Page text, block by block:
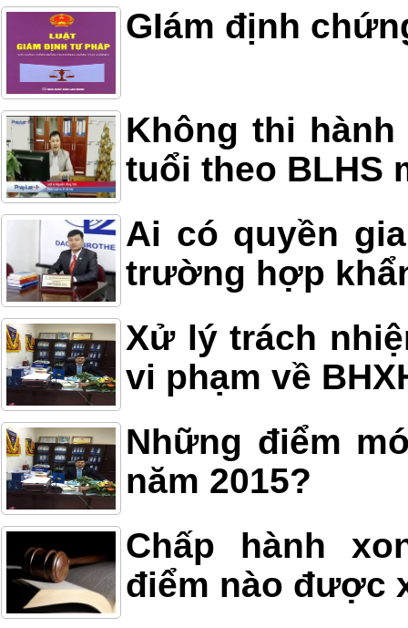
GIám định
Không thi
tuổi theo BLHS
Ai có quyền
trường hợp
Xử lý trách
vi phạm về
Những điểm
năm 2015?
Chấp hành
điểm nào được